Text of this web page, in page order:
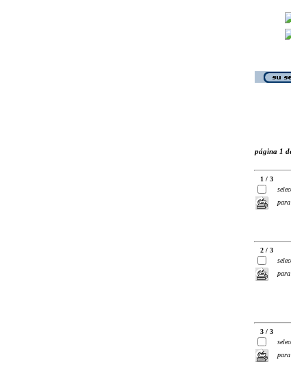
página 1
1 / 3
2 / 3
3 / 3